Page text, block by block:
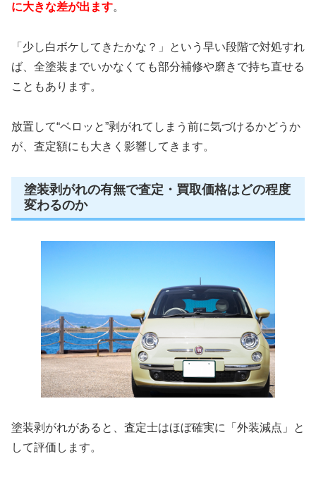
に大きな差が出ます。
「少し白ボケしてきたかな？」という早い段階で対処すれ
ば、全塗装までいかなくても部分補修や磨きで持ち直せる
こともあります。
放置して“ベロッと”剥がれてしまう前に気づけるかどうか
が、査定額にも大きく影響してきます。
塗装剥がれの有無で査定・買取価格はどの程度
変わるのか
塗装剥がれがあると、査定士はほぼ確実に「外装減点」と
して評価します。